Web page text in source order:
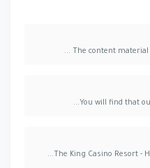
The content material
You will find that
The King Casino Resort -